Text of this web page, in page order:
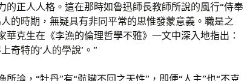
的正人人格。這在那時如魯迅師長教師所說的風行“侍奉
的時期，無疑具有非同平常的思惟發蒙意義。職是之
華克生在《李漁的倫理哲學不雅》一文中深入地指出：
奇特的‘人的學說’。”
論，“牡丹”有“骯臟不回之天性”，即便“人主”也“不克